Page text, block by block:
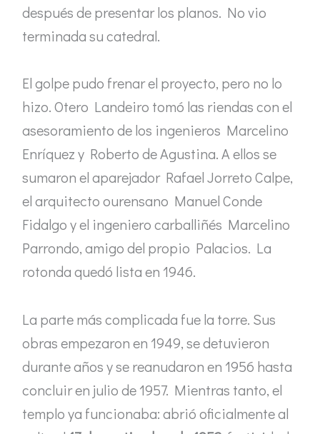
después de presentar los planos. No vio
terminada su catedral.
El golpe pudo frenar el proyecto, pero no lo
hizo. Otero Landeiro tomó las riendas con el
asesoramiento de los ingenieros Marcelino
Enríquez y Roberto de Agustina. A ellos se
sumaron el aparejador Rafael Jorreto Calpe,
el arquitecto ourensano Manuel Conde
Fidalgo y el ingeniero carballiñés Marcelino
Parrondo, amigo del propio Palacios. La
rotonda quedó lista en 1946.
La parte más complicada fue la torre. Sus
obras empezaron en 1949, se detuvieron
durante años y se reanudaron en 1956 hasta
concluir en julio de 1957. Mientras tanto, el
templo ya funcionaba: abrió oficialmente al